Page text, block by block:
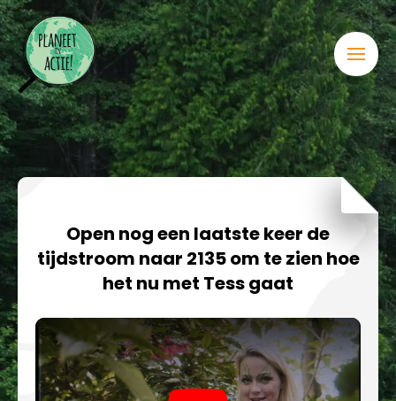
Open nog een laatste keer de
tijdstroom naar 2135 om te zien hoe
het nu met Tess gaat